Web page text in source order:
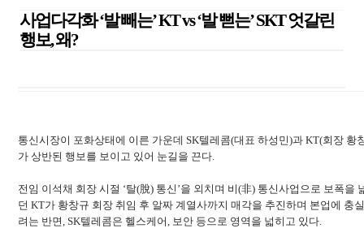
사업다각화 ‘발 빼는’ KT vs ‘발 뻗는’ SKT 엇갈린
행보, 왜?
통신시장이 포화상태에 이른 가운데 SK텔레콤(대표 하성민)과 KT(회장 황
가 상반된 행보를 보이고 있어 눈길을 끈다.
전임 이석채 회장 시절 ‘탈(脫) 통신’을 외치며 비(非) 통신사업으로 보폭을
던 KT가 황창규 회장 취임 후 알짜 계열사까지 매각을 추진하며 본업에 충
려는 반면, SK텔레콤은 헬스케어, 보안 등으로 영역을 넓히고 있다.